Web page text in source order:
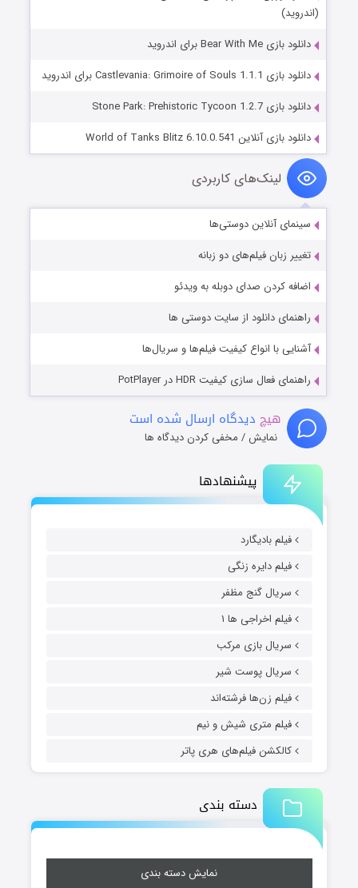
پیشنهادها
فیلم بادیگارد
فیلم دایره زنگی
سریال گنج مظفر
فیلم اخراجی ها ۱
سریال بازی مرکب
سریال پوست شیر
فیلم زن‌ها فرشته‌اند
فیلم متری شیش و نیم
کالکشن فیلم‌های هری پاتر
دسته بندی
نمایش دسته بندی
(اندروید)
دانلود بازی Bear With Me برای اندروید
دانلود بازی Castlevania: Grimoire of Souls 1.1.1 برای اندروید
دانلود بازی Stone Park: Prehistoric Tycoon 1.2.7
دانلود بازی آنلاین World of Tanks Blitz 6.10.0.541
لینک‌های کاربردی
سینمای آنلاین دوستی‌ها
تغییر زبان فیلم‌های دو زبانه
اضافه کردن صدای دوبله به ویدئو
راهنمای دانلود از سایت دوستی ها
آشنایی با انواع کیفیت فیلم‌ها و سریال‌ها
راهنمای فعال سازی کیفیت HDR در PotPlayer
هیچ دیدگاه ارسال شده است
نمایش / مخفی کردن دیدگاه ها